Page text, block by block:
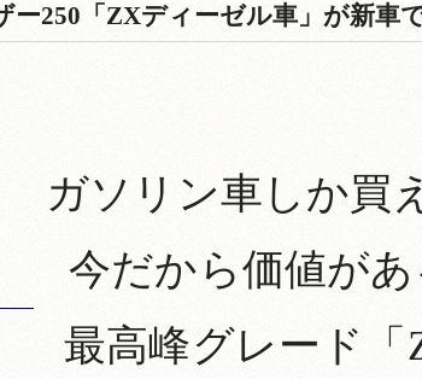
ー250「ZXディーゼル車」が新車
ガソリン車しか買
今だから価値があ
最高峰グレード「